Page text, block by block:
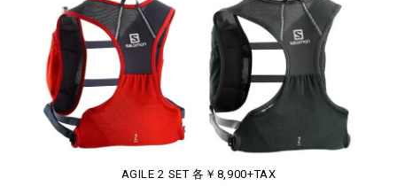
AGILE 2 SET 各￥8,900+TAX